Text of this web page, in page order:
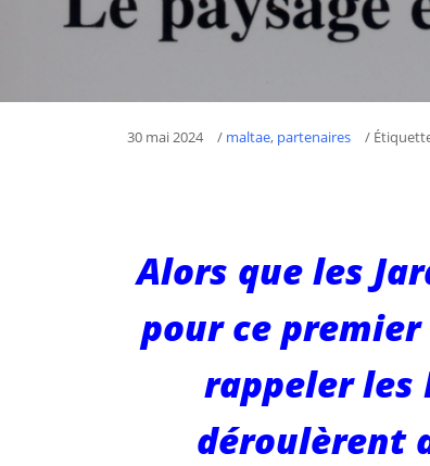
30 mai 2024 / maltae, partenaires /
Alors que les
pour ce premier
rappeler les
déroulèrent